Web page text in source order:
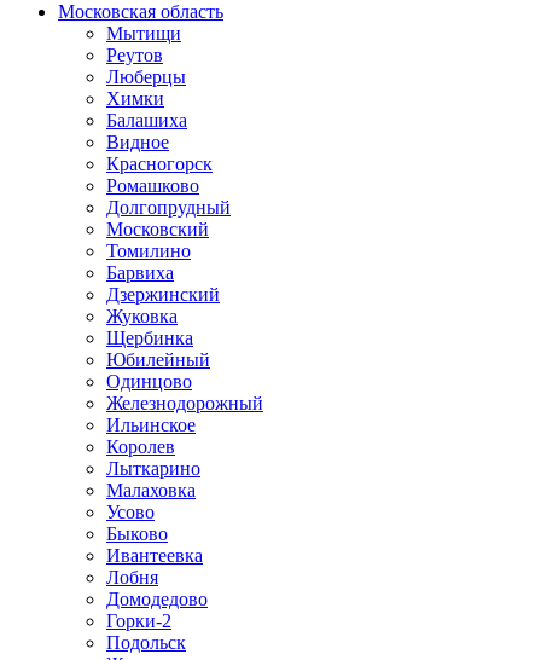
Московская область
Мытищи
Реутов
Люберцы
Химки
Балашиха
Видное
Красногорск
Ромашково
Долгопрудный
Московский
Томилино
Барвиха
Дзержинский
Жуковка
Щербинка
Юбилейный
Одинцово
Железнодорожный
Ильинское
Королев
Лыткарино
Малаховка
Усово
Быково
Ивантеевка
Лобня
Домодедово
Горки-2
Подольск